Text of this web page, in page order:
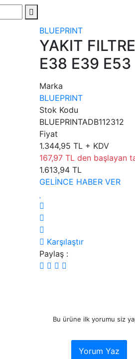
BLUEPRINT
YAKIT
E38 E39 E53
Marka
BLUEPRINT
Stok Kodu
BLUEPRINTADB112312
Fiyat
1.344,95 TL + KDV
167,97 TL den başlayan
1.613,94 TL
GELİNCE HABER VER
Karşılaştır
Paylaş :
Bu ürüne ilk yorumu siz
Yorum Yaz